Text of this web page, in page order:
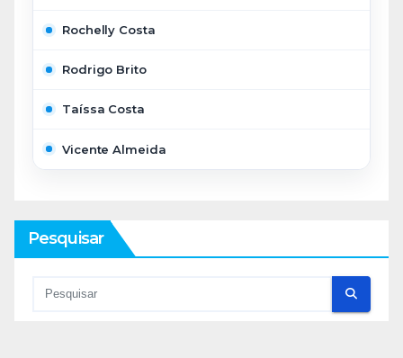
Rochelly Costa
Rodrigo Brito
Taíssa Costa
Vicente Almeida
Pesquisar